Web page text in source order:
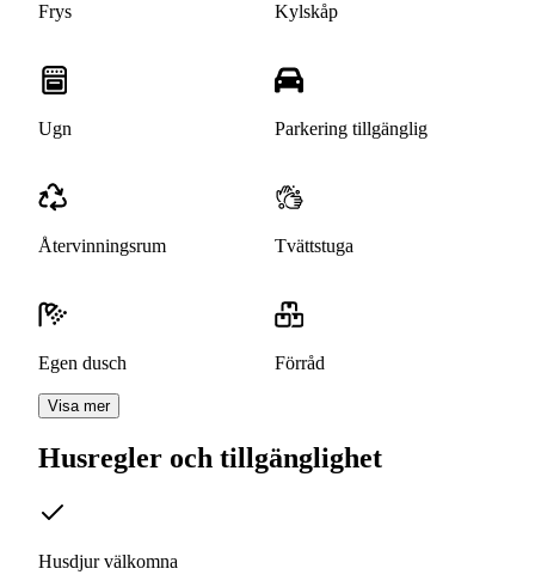
Frys Kylskåp
Ugn Parkering tillgänglig
Återvinningsrum Tvättstuga
Egen dusch Förråd
Visa mer
Husregler och tillgänglighet
Husdjur välkomna